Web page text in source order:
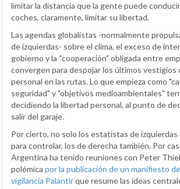
limitar la distancia que la gente puede
coches, claramente, limitar su libertad.
Las agendas globalistas -normalmente
de izquierdas- sobre el clima, el exceso de
gobierno y la “cooperación” obligada entre
convergen para despojar los últimos vestigios
personal en las rutas. Lo que empieza como
seguridad" y "objetivos medioambientales"
decidiendo la libertad personal, al punto de
salir del garaje.
Por cierto, no solo los estatistas de
para controlar, los de derecha también. Por
Argentina ha tenido reuniones con Peter
polémica por la publicación de un manifiesto
vigilancia Palantirque resume las ideas